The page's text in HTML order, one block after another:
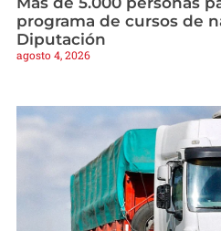
programa de cursos de
Diputación
agosto 4, 2026